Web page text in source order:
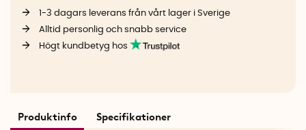
1-3 dagars leverans från vårt lager i Sverige
Alltid personlig och snabb service
Högt kundbetyg hos
Produktinfo Specifikationer